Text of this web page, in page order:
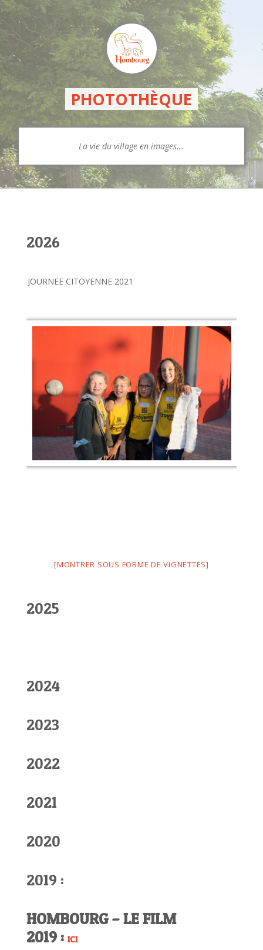
PHOTOTHÈQUE
La vie du village en images...
2026
JOURNEE CITOYENNE 2021
[MONTRER SOUS FORME DE VIGNETTES]
2025
2024
2023
2022
2021
2020
2019 :
HOMBOURG – LE FILM
2019 : ICI